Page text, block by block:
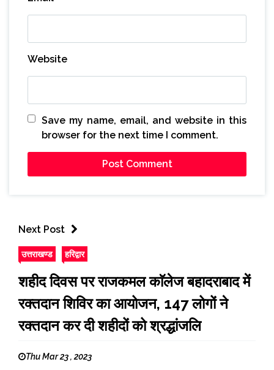
Website
Save my name, email, and website in this
browser for the next time I comment.
Next Post
उत्तराखण्ड हरिद्वार
शहीद दिवस पर राजकमल काॅलेज बहादराबाद में
रक्तदान शिविर का आयोजन, 147 लोगों ने
रक्तदान कर दी शहीदों को श्रद्धांजलि
Thu Mar 23 , 2023